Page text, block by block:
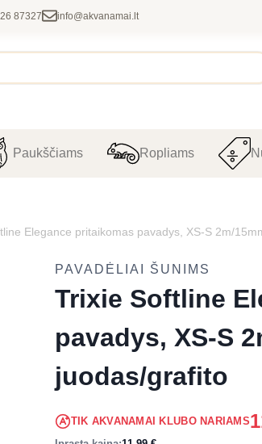
87327 info@akvanamai.lt
Paukščiams Ropliams
Elegance pritaikomas pavadys, XS-S 2m/
PAVADĖLIAI ŠUNIMS
Trixie Softline
pavadys, XS-S
juodas/grafito
TIK AKVANAMAI KLUBO NARIAMS